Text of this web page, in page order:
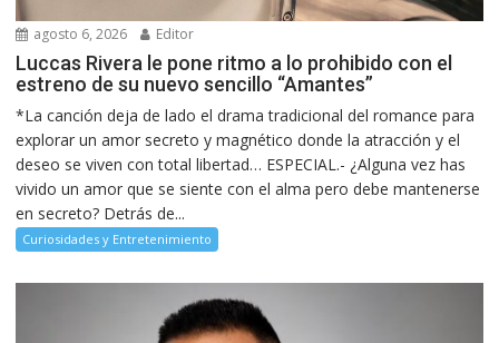
agosto 6, 2026 Editor
Luccas Rivera le pone ritmo a lo prohibido con el
estreno de su nuevo sencillo “Amantes”
*La canción deja de lado el drama tradicional del romance para
explorar un amor secreto y magnético donde la atracción y el
deseo se viven con total libertad… ESPECIAL.- ¿Alguna vez has
vivido un amor que se siente con el alma pero debe mantenerse
en secreto? Detrás de...
Curiosidades y Entretenimiento